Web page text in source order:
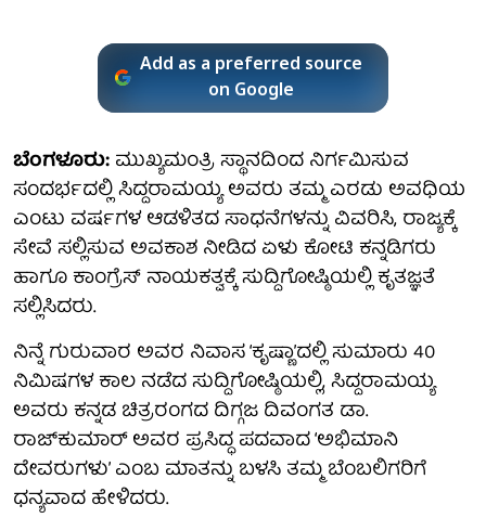
Add as a preferred source
on Google
ಬೆಂಗಳೂರು:ಮುಖ್ಯಮಂತ್ರಿ ಸ್ಥಾನದಿಂದ ನಿರ್ಗಮಿಸುವ
ಸಂದರ್ಭದಲ್ಲಿ ಸಿದ್ದರಾಮಯ್ಯ ಅವರು ತಮ್ಮ ಎರಡು ಅವಧಿಯ
ಎಂಟು ವರ್ಷಗಳ ಆಡಳಿತದ ಸಾಧನೆಗಳನ್ನು ವಿವರಿಸಿ, ರಾಜ್ಯಕ್ಕೆ
ಸೇವೆ ಸಲ್ಲಿಸುವ ಅವಕಾಶ ನೀಡಿದ ಏಳು ಕೋಟಿ ಕನ್ನಡಿಗರು
ಹಾಗೂ ಕಾಂಗ್ರೆಸ್ ನಾಯಕತ್ವಕ್ಕೆ ಸುದ್ದಿಗೋಷ್ಠಿಯಲ್ಲಿ ಕೃತಜ್ಞತೆ
ಸಲ್ಲಿಸಿದರು.
ನಿನ್ನೆ ಗುರುವಾರ ಅವರ ನಿವಾಸ ‘ಕೃಷ್ಣಾ’ದಲ್ಲಿ ಸುಮಾರು 40
ನಿಮಿಷಗಳ ಕಾಲ ನಡೆದ ಸುದ್ದಿಗೋಷ್ಠಿಯಲ್ಲಿ, ಸಿದ್ದರಾಮಯ್ಯ
ಅವರು ಕನ್ನಡ ಚಿತ್ರರಂಗದ ದಿಗ್ಗಜ ದಿವಂಗತ ಡಾ.
ರಾಜ್‌ಕುಮಾರ್ ಅವರ ಪ್ರಸಿದ್ಧ ಪದವಾದ ‘ಅಭಿಮಾನಿ
ದೇವರುಗಳು’ ಎಂಬ ಮಾತನ್ನು ಬಳಸಿ ತಮ್ಮ ಬೆಂಬಲಿಗರಿಗೆ
ಧನ್ಯವಾದ ಹೇಳಿದರು.